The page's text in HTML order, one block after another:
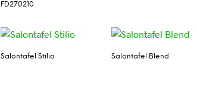
FD270210
Salontafel Stilio Salontafel Blend